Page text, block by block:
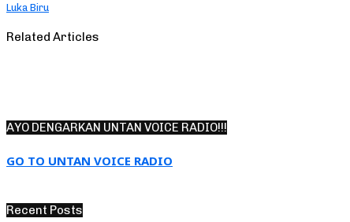
Luka Biru
Related Articles
AYO DENGARKAN UNTAN VOICE RADIO!!!
GO TO UNTAN VOICE RADIO
Recent Posts